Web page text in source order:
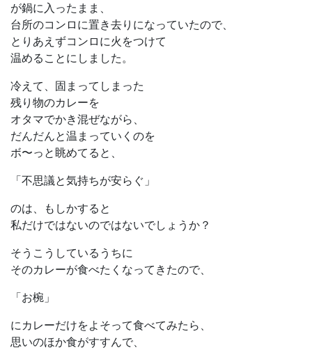
が鍋に入ったまま、
台所のコンロに置き去りになっていたので、
とりあえずコンロに火をつけて
温めることにしました。
冷えて、固まってしまった
残り物のカレーを
オタマでかき混ぜながら、
だんだんと温まっていくのを
ボ〜っと眺めてると、
「不思議と気持ちが安らぐ」
のは、もしかすると
私だけではないのではないでしょうか？
そうこうしているうちに
そのカレーが食べたくなってきたので、
「お椀」
にカレーだけをよそって食べてみたら、
思いのほか食がすすんで、